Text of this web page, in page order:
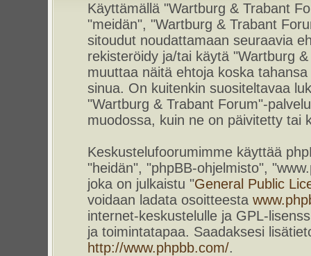
Käyttämällä "Wartburg & Trabant
"meidän", "Wartburg & Trabant
sitoudut noudattamaan seuraavia
rekisteröidy ja/tai käytä "Wartburg
muuttaa näitä ehtoja koska
sinua. On kuitenkin suositeltavaa
"Wartburg & Trabant Forum"-
muodossa, kuin ne on päivitetty tai
Keskustelufoorumimme käyttää
"heidän", "phpBB-ohjelmisto",
joka on julkaistu "General Public
voidaan ladata osoitteesta
internet-keskustelulle ja GPL-
ja toimintatapaa. Saadaksesi
http://www.phpbb.com/.